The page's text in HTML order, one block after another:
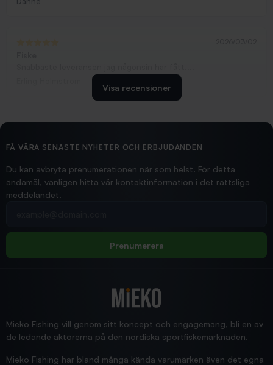
2026/02/19
Hittade exakt vad jag behövde. Snabb och bra...
Jensa
Visa recensioner
FÅ VÅRA SENASTE NYHETER OCH ERBJUDANDEN
Du kan avbryta prenumerationen när som helst. För detta
ändamål, vänligen hitta vår kontaktinformation i det rättsliga
meddelandet.
Prenumerera
Mieko Fishing vill genom sitt koncept och engagemang, bli en av
de ledande aktörerna på den nordiska sportfiskemarknaden.
Mieko Fishing har bland många kända varumärken även det egna